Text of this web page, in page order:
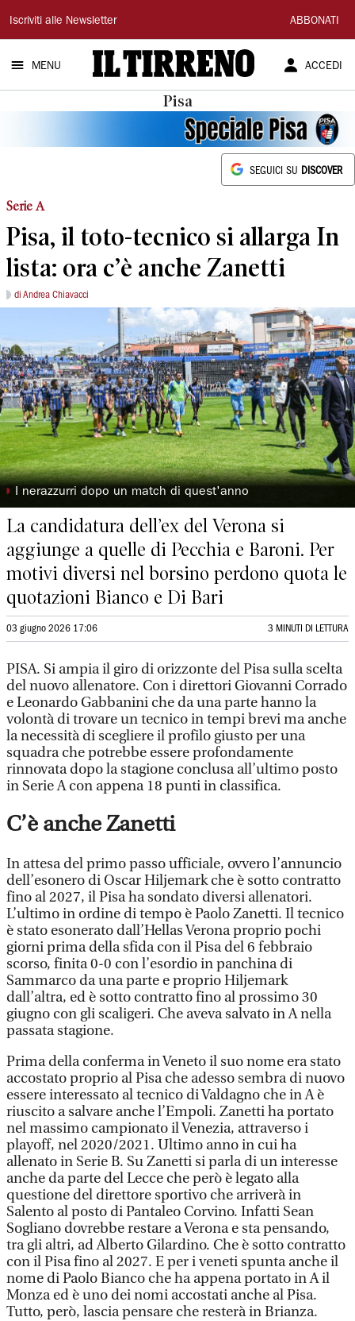
Il
Tirreno
Iscriviti alle Newsletter ABBONATI
MENU ACCEDI
Pisa
SEGUICI SU DISCOVER
Serie A
Pisa, il toto-tecnico si allarga In
lista: ora c’è anche Zanetti
di Andrea Chiavacci
◗ I nerazzurri dopo un match di quest'anno
La candidatura dell’ex del Verona si
aggiunge a quelle di Pecchia e Baroni. Per
motivi diversi nel borsino perdono quota le
quotazioni Bianco e Di Bari
03 giugno 2026 17:06 3 MINUTI DI LETTURA
PISA. Si ampia il giro di orizzonte del Pisa sulla scelta
del nuovo allenatore. Con i direttori Giovanni Corrado
e Leonardo Gabbanini che da una parte hanno la
volontà di trovare un tecnico in tempi brevi ma anche
la necessità di scegliere il profilo giusto per una
squadra che potrebbe essere profondamente
rinnovata dopo la stagione conclusa all’ultimo posto
in Serie A con appena 18 punti in classifica.
C’è anche Zanetti
In attesa del primo passo ufficiale, ovvero l’annuncio
dell’esonero di Oscar Hiljemark che è sotto contratto
fino al 2027, il Pisa ha sondato diversi allenatori.
L’ultimo in ordine di tempo è Paolo Zanetti. Il tecnico
è stato esonerato dall’Hellas Verona proprio pochi
giorni prima della sfida con il Pisa del 6 febbraio
scorso, finita 0-0 con l’esordio in panchina di
Sammarco da una parte e proprio Hiljemark
dall’altra, ed è sotto contratto fino al prossimo 30
giugno con gli scaligeri. Che aveva salvato in A nella
passata stagione.
Prima della conferma in Veneto il suo nome era stato
accostato proprio al Pisa che adesso sembra di nuovo
essere interessato al tecnico di Valdagno che in A è
riuscito a salvare anche l’Empoli. Zanetti ha portato
nel massimo campionato il Venezia, attraverso i
playoff, nel 2020/2021. Ultimo anno in cui ha
allenato in Serie B. Su Zanetti si parla di un interesse
anche da parte del Lecce che però è legato alla
questione del direttore sportivo che arriverà in
Salento al posto di Pantaleo Corvino. Infatti Sean
Sogliano dovrebbe restare a Verona e sta pensando,
tra gli altri, ad Alberto Gilardino. Che è sotto contratto
con il Pisa fino al 2027. E per i veneti spunta anche il
nome di Paolo Bianco che ha appena portato in A il
Monza ed è uno dei nomi accostati anche al Pisa.
Tutto, però, lascia pensare che resterà in Brianza.